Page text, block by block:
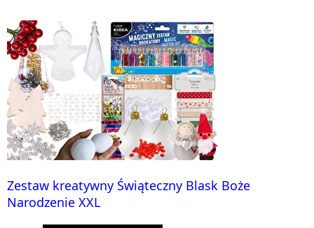
Zestaw kreatywny Świąteczny Blask Boże
Narodzenie XXL